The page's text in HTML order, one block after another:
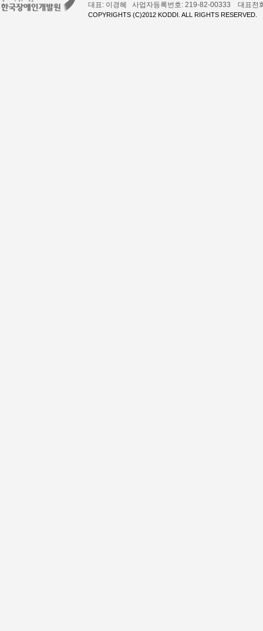
대표: 이경혜 사업자등록번호: 219-82-00333 대표
COPYRIGHTS (C)2012 KODDI. ALL RIGHTS RESERVED.